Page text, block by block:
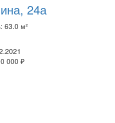
24а
63.0 м²
000 ₽